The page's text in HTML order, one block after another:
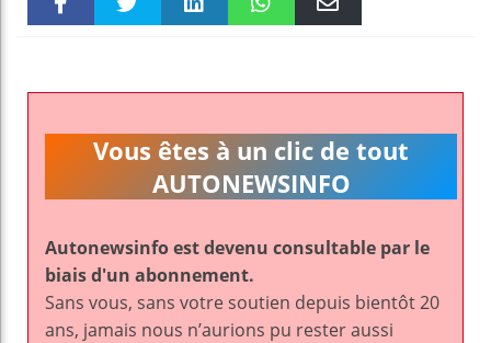
k pt
Vous êtes à un clic de tout
AUTONEWSINFO
Autonewsinfo est devenu consultable par le
biais d'un abonnement.
Sans vous, sans votre soutien depuis bientôt 20
ans, jamais nous n’aurions pu rester aussi